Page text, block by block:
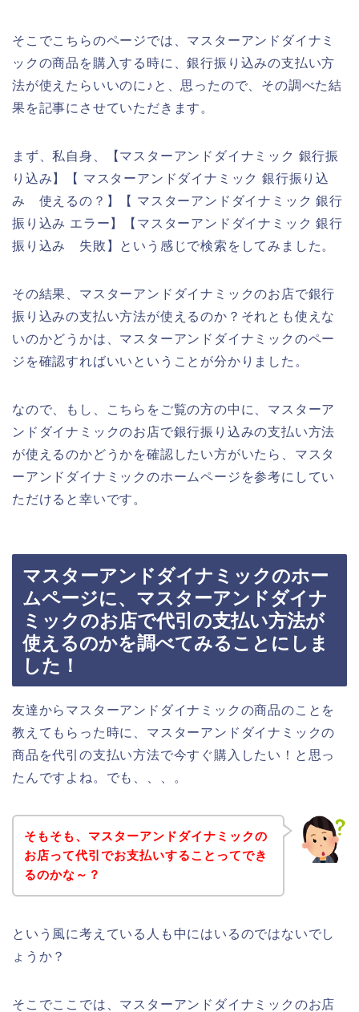
そこでこちらのページでは、マスターアンドダイナミ
ックの商品を購入する時に、銀行振り込みの支払い方
法が使えたらいいのに♪と、思ったので、その調べた結
果を記事にさせていただきます。
まず、私自身、【マスターアンドダイナミック 銀行振
り込み】【 マスターアンドダイナミック 銀行振り込
み 使えるの？】【 マスターアンドダイナミック 銀行
振り込み エラー】【マスターアンドダイナミック 銀行
振り込み 失敗】という感じで検索をしてみました。
その結果、マスターアンドダイナミックのお店で銀行
振り込みの支払い方法が使えるのか？それとも使えな
いのかどうかは、マスターアンドダイナミックのペー
ジを確認すればいいということが分かりました。
なので、もし、こちらをご覧の方の中に、マスターア
ンドダイナミックのお店で銀行振り込みの支払い方法
が使えるのかどうかを確認したい方がいたら、マスタ
ーアンドダイナミックのホームページを参考にしてい
ただけると幸いです。
マスターアンドダイナミックのホー
ムページに、マスターアンドダイナ
ミックのお店で代引の支払い方法が
使えるのかを調べてみることにしま
した！
友達からマスターアンドダイナミックの商品のことを
教えてもらった時に、マスターアンドダイナミックの
商品を代引の支払い方法で今すぐ購入したい！と思っ
たんですよね。でも、、、。
そもそも、マスターアンドダイナミックの
お店って代引でお支払いすることってでき
るのかな～？
という風に考えている人も中にはいるのではないでし
ょうか？
そこでここでは、マスターアンドダイナミックのお店